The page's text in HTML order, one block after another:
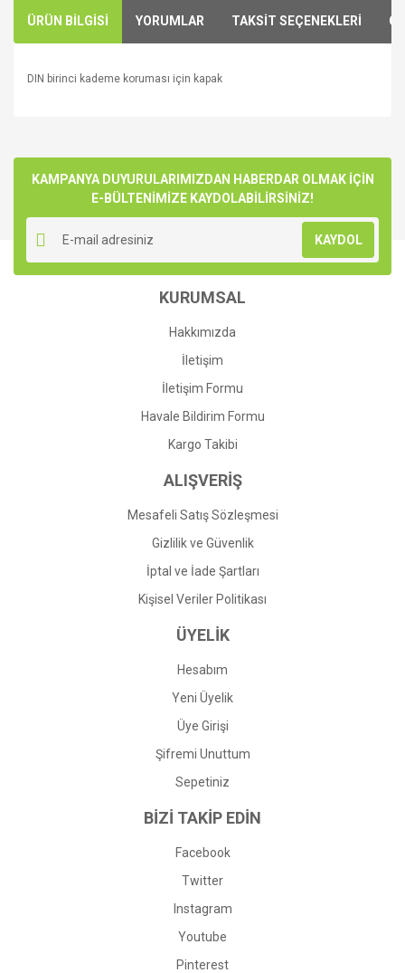
ÜRÜN BİLGİSİ YORUMLAR TAKSİT SEÇENEKLERİ
DIN birinci kademe koruması için kapak
Yorum Yaz
kullanarak tarafımıza iletebilirsiniz.
Görüş ve önerileriniz için teşekkür ederiz.
Ürün resmi kalitesiz, bozuk veya görüntülenemiyor.
Ürün açıklamasında eksik bilgiler bulunuyor.
Ürün bilgilerinde hatalar bulunuyor.
Ürün fiyatı diğer sitelerden daha pahalı.
Gönder
KAMPANYA DUYURULARIMIZDAN HABERDAR OLMAK İÇİN
E-BÜLTENİMİZE KAYDOLABİLİRSİNİZ!
KAYDOL
KURUMSAL
Hakkımızda
İletişim
İletişim Formu
Havale Bildirim Formu
Kargo Takibi
ALIŞVERİŞ
Mesafeli Satış Sözleşmesi
Gizlilik ve Güvenlik
İptal ve İade Şartları
Kişisel Veriler Politikası
ÜYELİK
Hesabım
Yeni Üyelik
Üye Girişi
Şifremi Unuttum
Sepetiniz
BİZİ TAKİP EDİN
Facebook
Twitter
Instagram
Youtube
Pinterest